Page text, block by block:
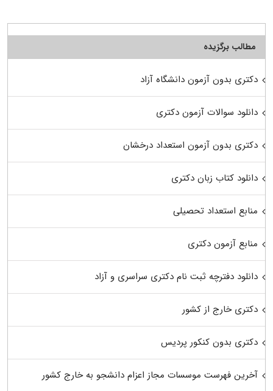
مطالب برگزیده
دکتری بدون آزمون دانشگاه آزاد
دانلود سوالات آزمون دکتری
دکتری بدون آزمون استعداد درخشان
دانلود کتاب زبان دکتری
منابع استعداد تحصیلی
منابع آزمون دکتری
دانلود دفترچه ثبت نام دکتری سراسری و آزاد
دکتری خارج از کشور
دکتری بدون کنکور پردیس
آخرین فهرست موسسات مجاز اعزام دانشجو به خارج کشور